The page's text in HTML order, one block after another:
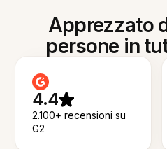
Apprezzato
persone in
4.4
2.100+ recensioni su
G2